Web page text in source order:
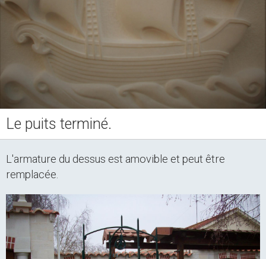
Le puits terminé.
L'armature du dessus est amovible et peut être
remplacée.